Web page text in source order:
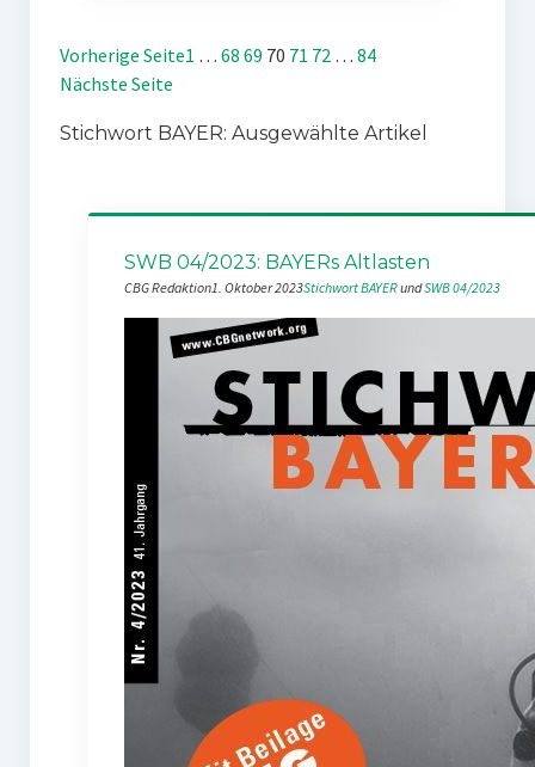
Vorherige Seite1 … 68 69 70 71 72 … 84
Nächste Seite
Stichwort BAYER: Ausgewählte Artikel
SWB 04/2023: BAYERs Altlasten
CBG Redaktion1. Oktober 2023Stichwort BAYER und SWB 04/2023